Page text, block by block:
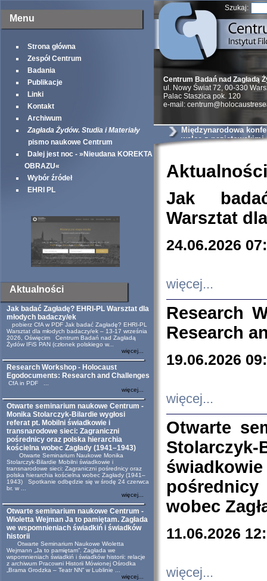
Menu
Strona główna
Zespół Centrum
Badania
Publikacje
Linki
Kontakt
Archiwum
Zagłada Żydów. Studia i Materiały
pismo naukowe Centrum
Dalej jest noc - »Nieudana KOREKTA
OBRAZU«
Wybór źródeł
EHRI PL
Aktualności
Jak badać Zagładę? EHRI-PL Warsztat dla
młodych badaczy/ek
pobierz CfA w PDF Jak badać Zagładę? EHRI-PL
Warsztat dla młodych badaczy/ek – 13-17 września
2026, Oświęcim Centrum Badań nad Zagładą
Żydów IFiS PAN (członek polskiego w...
więcej...
Research Workshop - Holocaust
Egodocuments: Research and Challenges
CfA in PDF ...
więcej...
Otwarte seminarium naukowe Centrum -
Monika Stolarczyk-Bilardie wygłosi
referat pt. Mobilni świadkowie i
transnarodowe sieci: Zagraniczni
pośrednicy oraz polska hierarchia
kościelna wobec Zagłady (1941–1943)
Otwarte Seminarium Naukowe Monika
Stolarczyk-Bilardie Mobilni świadkowie i
transnarodowe sieci: Zagraniczni pośrednicy oraz
polska hierarchia kościelna wobec Zagłady (1941–
1943) Spotkanie odbędzie się w środę 24 czerwca
br. w ...
więcej...
Otwarte seminarium naukowe Centrum -
Wioletta Wejman Ja to pamiętam. Zagłada
we wspomnieniach świadkiń i świadków
historii
Otwarte Seminarium Naukowe Wioletta
Wejmann „Ja to pamiętam”. Zagłada we
wspomnieniach świadkiń i świadków historii: relacje
z archiwum Pracowni Historii Mówionej Ośrodka
„Brama Grodzka – Teatr NN” w Lublinie ...
więcej...
Szukaj:
Centrum Badań nad Zagładą
ul. Nowy Świat 72, 00-330
Palac Staszica pok. 120
e-mail:
Międzynarodowa
walce z nazistowskimi
Aktualności
Jak
Warsztat
24.06.2026
więcej...
Research
Research
19.06.2026
więcej...
Otwarte
wobec
11.06.2026
więcej...